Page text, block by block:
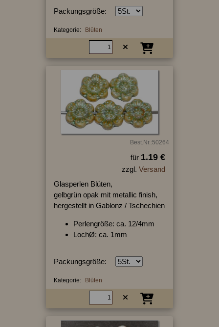
Packungsgröße:
Kategorie: Blüten
Best.Nr.:50264
für 1.19 €
zzgl. Versand
Glasperlen Blüten,
gelbgrün opak mit metallic finish,
hergestellt in Gablonz / Tschechien
Perlengröße: ca. 12/4mm
LochØ: ca. 1mm
Packungsgröße:
Kategorie: Blüten